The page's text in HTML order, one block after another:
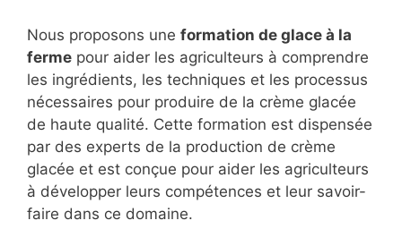
Nous proposons une formation de glace à la
ferme pour aider les agriculteurs à comprendre
les ingrédients, les techniques et les processus
nécessaires pour produire de la crème glacée
de haute qualité. Cette formation est dispensée
par des experts de la production de crème
glacée et est conçue pour aider les agriculteurs
à développer leurs compétences et leur savoir-
faire dans ce domaine.